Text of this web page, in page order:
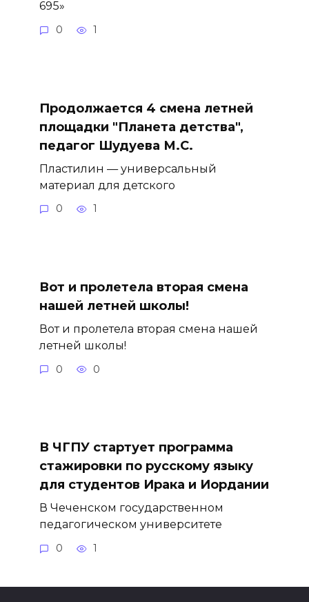
695»
0 1
Продолжается 4 смена летней
площадки "Планета детства",
педагог Шудуева М.С.
Пластилин — универсальный
материал для детского
0 1
Вот и пролетела вторая смена
нашей летней школы!
Вот и пролетела вторая смена нашей
летней школы!
0 0
В ЧГПУ стартует программа
стажировки по русскому языку
для студентов Ирака и Иордании
В Чеченском государственном
педагогическом университете
0 1